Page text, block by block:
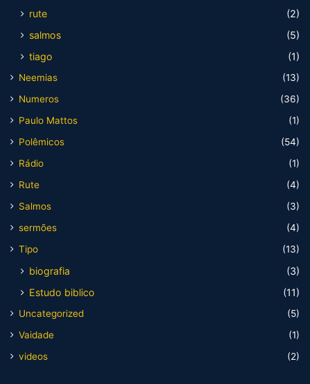
rute
(2)
salmos
(5)
tiago
(1)
Neemias
(13)
Numeros
(36)
Paulo Mattos
(1)
Polêmicos
(54)
Rádio
(1)
Rute
(4)
Salmos
(3)
sermões
(4)
Tipo
(13)
biografia
(3)
Estudo biblico
(11)
Uncategorized
(5)
Vaidade
(1)
videos
(2)